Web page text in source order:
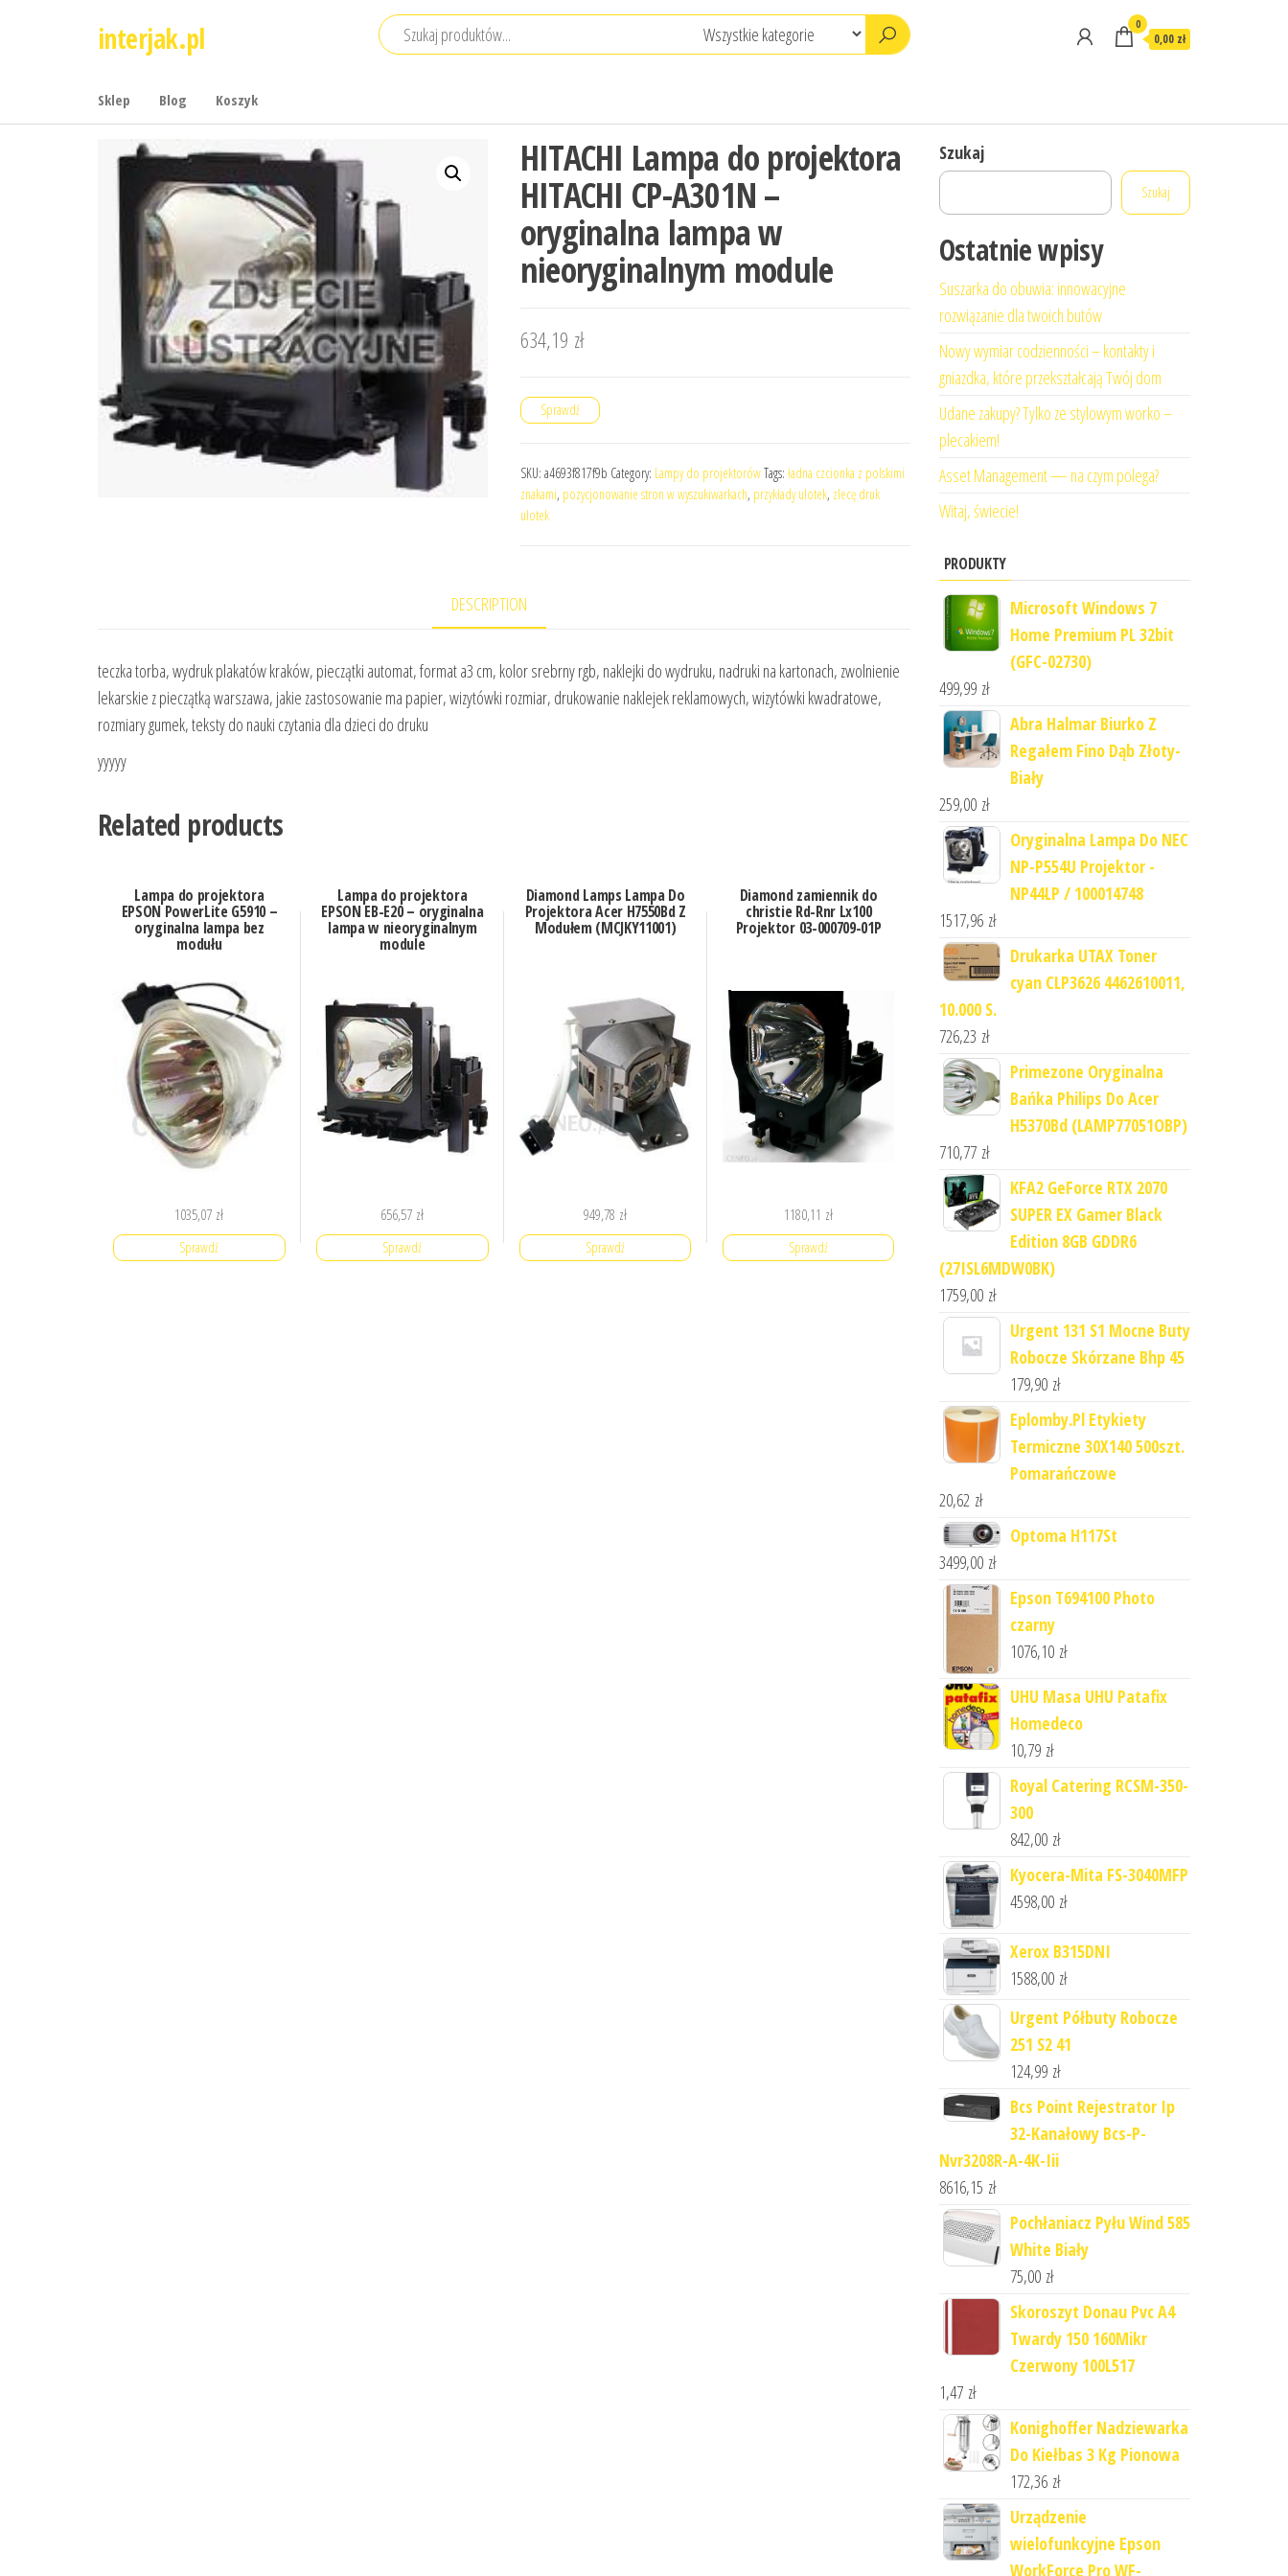
interjak.pl 0
0,00 zł
Sklep Blog Koszyk
HITACHI Lampa do projektora
HITACHI CP-A301N –
oryginalna lampa w
nieoryginalnym module
634,19 zł
Sprawdź
SKU: a4693f817f9b Category: Lampy do projektorówTags: ładna czcionka z polskimi
znakami, pozycjonowanie stron w wyszukiwarkach, przykłady ulotek, zlecę druk
ulotek
DESCRIPTION
teczka torba, wydruk plakatów kraków, pieczątki automat, format a3 cm, kolor srebrny rgb, naklejki do wydruku, nadruki na kartonach, zwolnienie
lekarskie z pieczątką warszawa, jakie zastosowanie ma papier, wizytówki rozmiar, drukowanie naklejek reklamowych, wizytówki kwadratowe,
rozmiary gumek, teksty do nauki czytania dla dzieci do druku
yyyyy
Related products
Lampa do projektora
EPSON PowerLite G5910 –
oryginalna lampa bez
modułu
1035,07 zł
Sprawdź
Lampa do projektora
EPSON EB-E20 – oryginalna
lampa w nieoryginalnym
module
656,57 zł
Sprawdź
Diamond Lamps Lampa Do
Projektora Acer H7550Bd Z
Modułem (MCJKY11001)
949,78 zł
Sprawdź
Diamond zamiennik do
christie Rd-Rnr Lx100
Projektor 03-000709-01P
1180,11 zł
Sprawdź
Szukaj
Szukaj
Ostatnie wpisy
Suszarka do obuwia: innowacyjne
rozwiązanie dla twoich butów
Nowy wymiar codzienności – kontakty i
gniazdka, które przekształcają Twój dom
Udane zakupy? Tylko ze stylowym worko –
plecakiem!
Asset Management — na czym polega?
Witaj, świecie!
PRODUKTY
Microsoft Windows 7
Home Premium PL 32bit
(GFC-02730)
499,99 zł
Abra Halmar Biurko Z
Regałem Fino Dąb Złoty-
Biały
259,00 zł
Oryginalna Lampa Do NEC
NP-P554U Projektor -
NP44LP / 100014748
1517,96 zł
Drukarka UTAX Toner
cyan CLP3626 4462610011,
10.000 S.
726,23 zł
Primezone Oryginalna
Bańka Philips Do Acer
H5370Bd (LAMP77051OBP)
710,77 zł
KFA2 GeForce RTX 2070
SUPER EX Gamer Black
Edition 8GB GDDR6
(27ISL6MDW0BK)
1759,00 zł
Urgent 131 S1 Mocne Buty
Robocze Skórzane Bhp 45
179,90 zł
Eplomby.Pl Etykiety
Termiczne 30X140 500szt.
Pomarańczowe
20,62 zł
Optoma H117St
3499,00 zł
Epson T694100 Photo
czarny
1076,10 zł
UHU Masa UHU Patafix
Homedeco
10,79 zł
Royal Catering RCSM-350-
300
842,00 zł
Kyocera-Mita FS-3040MFP
4598,00 zł
Xerox B315DNI
1588,00 zł
Urgent Półbuty Robocze
251 S2 41
124,99 zł
Bcs Point Rejestrator Ip
32-Kanałowy Bcs-P-
Nvr3208R-A-4K-Iii
8616,15 zł
Pochłaniacz Pyłu Wind 585
White Biały
75,00 zł
Skoroszyt Donau Pvc A4
Twardy 150 160Mikr
Czerwony 100L517
1,47 zł
Konighoffer Nadziewarka
Do Kiełbas 3 Kg Pionowa
172,36 zł
Urządzenie
wielofunkcyjne Epson
WorkForce Pro WF-